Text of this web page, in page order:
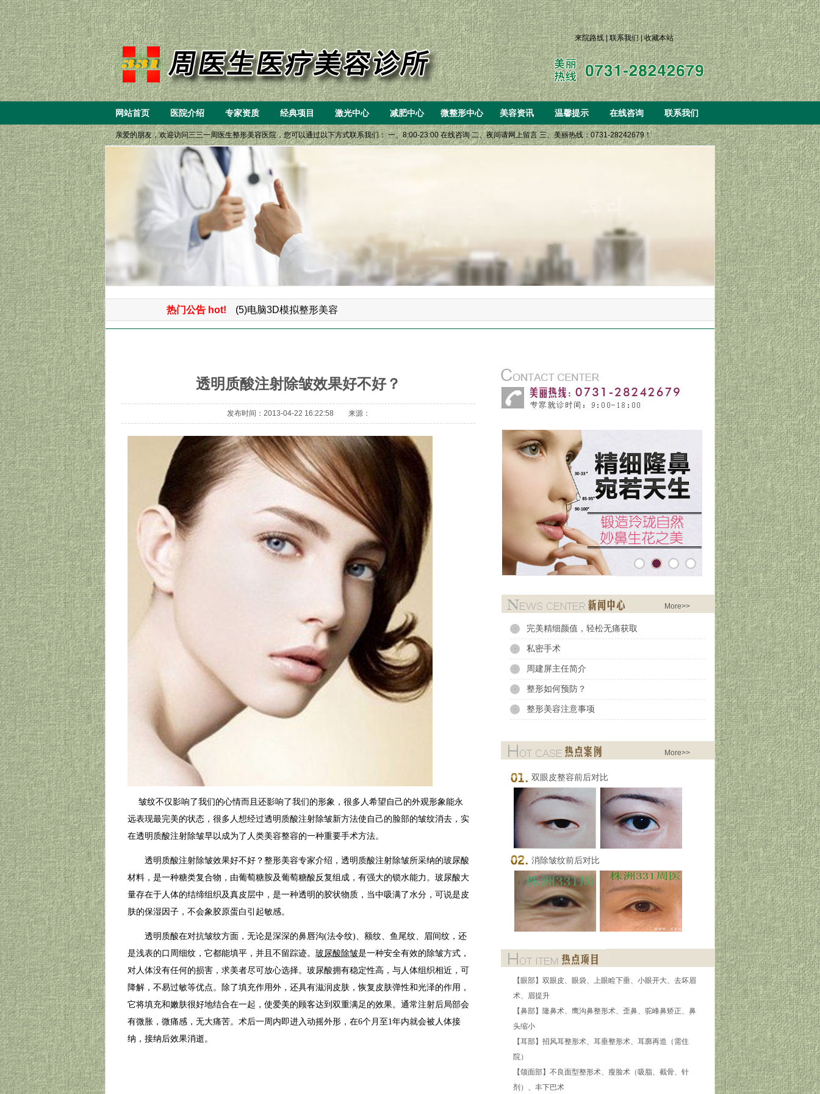
来院路线|联系我们|收藏本站
网站首页 医院介绍 专家资质 经典项目 激光中心 减肥中心 微整形中心 美容资讯 温馨提示 在线咨询 联系我们
亲爱的朋友，欢迎访问三三一周医生整形美容医院，您可以通过以下方式联系我们： 一、8:00-23:00 在线咨询 二、夜间请网上留言 三、美丽热线：0731-28242679！
热门公告 hot!
(6）微创重睑（双眼皮）小眼开大整形术
(5)电脑3D模拟整形美容
(1)免开刀光波汽化除皱术
透明质酸注射除皱效果好不好？
发布时间：2013-04-22 16:22:58 来源：
皱纹不仅影响了我们的心情而且还影响了我们的形象，很多人希望自己的外观形象能永
远表现最完美的状态，很多人想经过透明质酸注射除皱新方法使自己的脸部的皱纹消去，实
在透明质酸注射除皱早以成为了人类美容整容的一种重要手术方法。
透明质酸注射除皱效果好不好？整形美容专家介绍，透明质酸注射除皱所采纳的玻尿酸
材料，是一种糖类复合物，由葡萄糖胺及葡萄糖酸反复组成，有强大的锁水能力。玻尿酸大
量存在于人体的结缔组织及真皮层中，是一种透明的胶状物质，当中吸满了水分，可说是皮
肤的保湿因子，不会象胶原蛋白引起敏感。
透明质酸在对抗皱纹方面，无论是深深的鼻唇沟(法令纹)、额纹、鱼尾纹、眉间纹，还
是浅表的口周细纹，它都能填平，并且不留踪迹。 玻尿酸除皱是一种安全有效的除皱方式，
对人体没有任何的损害，求美者尽可放心选择。玻尿酸拥有稳定性高，与人体组织相近，可
降解，不易过敏等优点。除了填充作用外，还具有滋润皮肤，恢复皮肤弹性和光泽的作用，
它将填充和嫩肤很好地结合在一起，使爱美的顾客达到双重满足的效果。通常注射后局部会
有微胀，微痛感，无大痛苦。术后一周内即进入动摇外形，在6个月至1年内就会被人体接
纳，接纳后效果消逝。
More>>
· 完美精细颜值，轻松无痛获取
· 私密手术
· 周建屏主任简介
· 整形如何预防？
· 整形美容注意事项
More>>
双眼皮整容前后对比
消除皱纹前后对比
【眼部】双眼皮、眼袋、上眼睑下垂、小眼开大、去坏眉
术、眉提升
【鼻部】隆鼻术、鹰沟鼻整形术、歪鼻、驼峰鼻矫正、鼻
头缩小
【耳部】招风耳整形术、耳垂整形术、耳廓再造（需住
院）
【颌面部】不良面型整形术、瘦脸术（吸脂、截骨、针
剂）、丰下巴术